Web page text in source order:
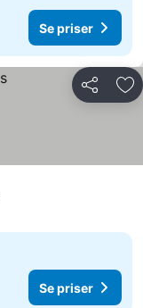
Se priser
Del
Se priser